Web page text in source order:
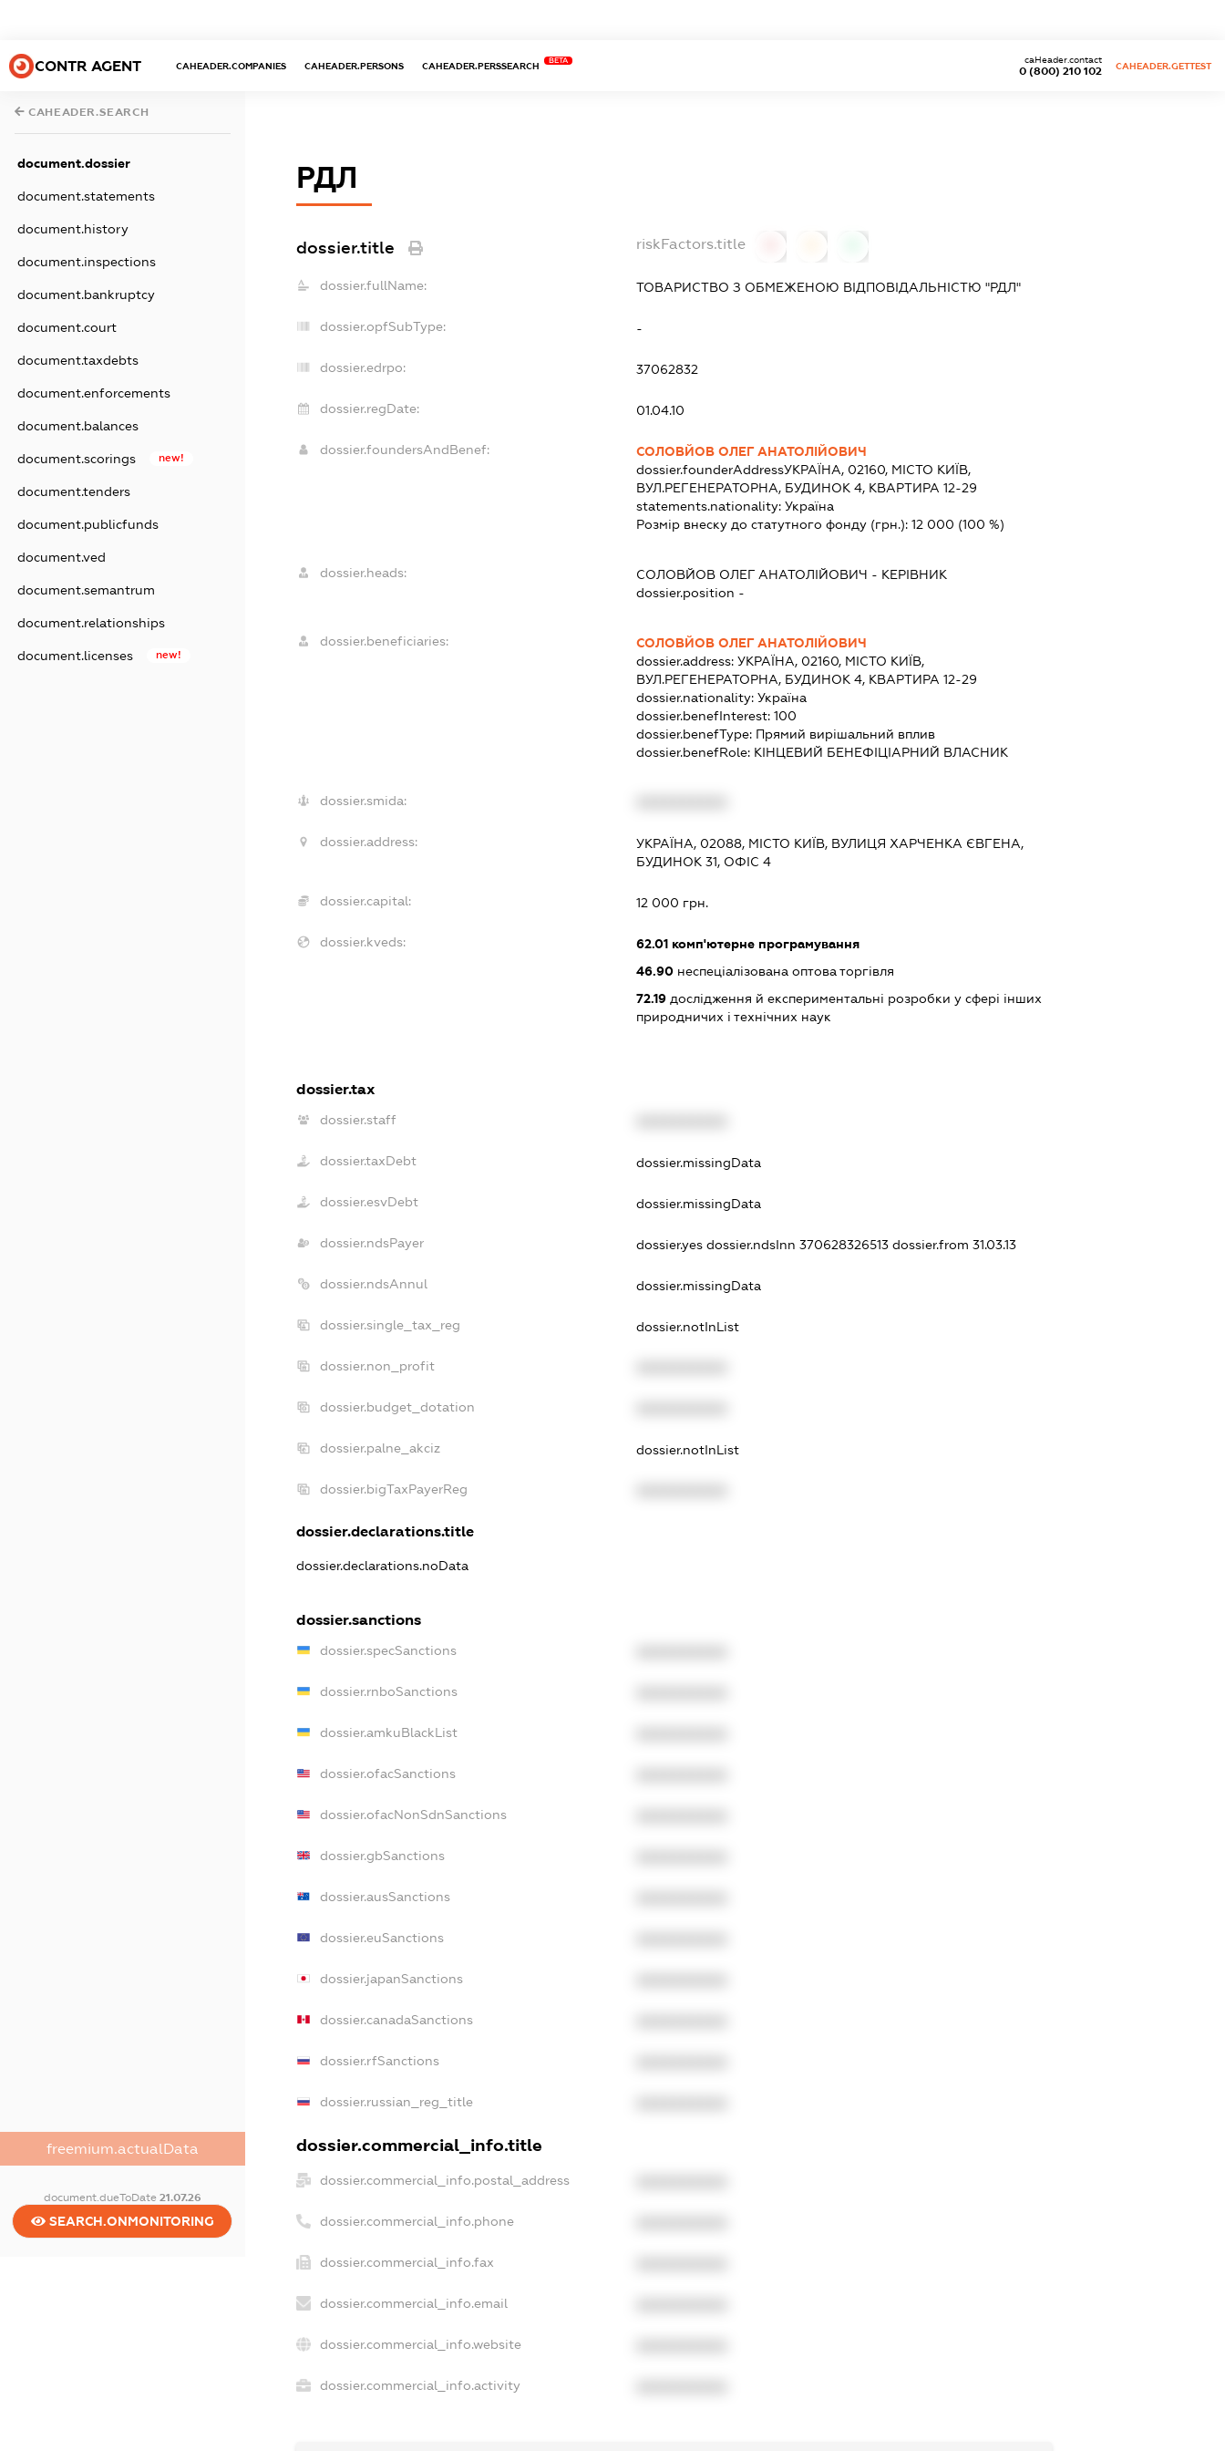
CONTR AGENT CAHEADER.COMPANIES CAHEADER.PERSONS CAHEADER.PERSSEARCH
BETA
0 (800) 210 102
caHeader.contact
CAHEADER.GETTEST
CAHEADER.SEARCH
document.dossier
document.statements
document.history
document.inspections
document.bankruptcy
document.court
document.taxdebts
document.enforcements
document.balances
document.scorings new!
document.tenders
document.publicfunds
document.ved
document.semantrum
document.relationships
document.licenses new!
freemium.actualData
document.dueToDate 21.07.26
SEARCH.ONMONITORING
РДЛ
dossier.title riskFactors.title
dossier.fullName: ТОВАРИСТВО З ОБМЕЖЕНОЮ ВІДПОВІДАЛЬНІСТЮ "РДЛ"
dossier.opfSubType: -
dossier.edrpo: 37062832
dossier.regDate: 01.04.10
dossier.foundersAndBenef:
СОЛОВЙОВ ОЛЕГ АНАТОЛІЙОВИЧ
dossier.founderAddressУКРАЇНА, 02160, МІСТО КИЇВ,
ВУЛ.РЕГЕНЕРАТОРНА, БУДИНОК 4, КВАРТИРА 12-29
statements.nationality: Україна
Розмір внеску до статутного фонду (грн.): 12 000 (100 %)
dossier.heads: СОЛОВЙОВ ОЛЕГ АНАТОЛІЙОВИЧ - КЕРІВНИК
dossier.position -
dossier.beneficiaries:
СОЛОВЙОВ ОЛЕГ АНАТОЛІЙОВИЧ
dossier.address: УКРАЇНА, 02160, МІСТО КИЇВ,
ВУЛ.РЕГЕНЕРАТОРНА, БУДИНОК 4, КВАРТИРА 12-29
dossier.nationality: Україна
dossier.benefInterest: 100
dossier.benefType: Прямий вирішальний вплив
dossier.benefRole: КІНЦЕВИЙ БЕНЕФІЦІАРНИЙ ВЛАСНИК
dossier.smida:
dossier.address:
УКРАЇНА, 02088, МІСТО КИЇВ, ВУЛИЦЯ ХАРЧЕНКА ЄВГЕНА,
БУДИНОК 31, ОФІС 4
dossier.capital: 12 000 грн.
dossier.kveds: 62.01комп'ютерне програмування
46.90неспеціалізована оптова торгівля
72.19дослідження й експериментальні розробки у сфері інших
природничих і технічних наук
dossier.tax
dossier.staff
dossier.taxDebt dossier.missingData
dossier.esvDebt dossier.missingData
dossier.ndsPayer dossier.yes dossier.ndsInn 370628326513 dossier.from 31.03.13
dossier.ndsAnnul dossier.missingData
dossier.single_tax_reg dossier.notInList
dossier.non_profit
dossier.budget_dotation
dossier.palne_akciz dossier.notInList
dossier.bigTaxPayerReg
dossier.declarations.title
dossier.declarations.noData
dossier.sanctions
dossier.specSanctions
dossier.rnboSanctions
dossier.amkuBlackList
dossier.ofacSanctions
dossier.ofacNonSdnSanctions
dossier.gbSanctions
dossier.ausSanctions
dossier.euSanctions
dossier.japanSanctions
dossier.canadaSanctions
dossier.rfSanctions
dossier.russian_reg_title
dossier.commercial_info.title
dossier.commercial_info.postal_address
dossier.commercial_info.phone
dossier.commercial_info.fax
dossier.commercial_info.email
dossier.commercial_info.website
dossier.commercial_info.activity